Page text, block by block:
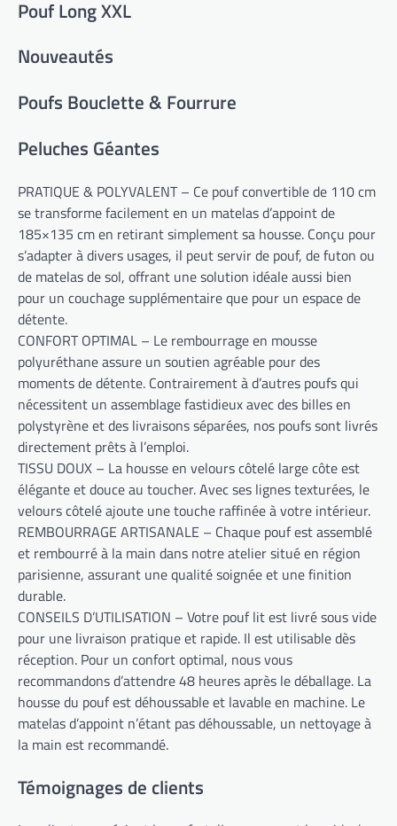
Pouf Long XXL
Nouveautés
Poufs Bouclette & Fourrure
Peluches Géantes
PRATIQUE & POLYVALENT – Ce pouf convertible de 110 cm
se transforme facilement en un matelas d’appoint de
185×135 cm en retirant simplement sa housse. Conçu pour
s’adapter à divers usages, il peut servir de pouf, de futon ou
de matelas de sol, offrant une solution idéale aussi bien
pour un couchage supplémentaire que pour un espace de
détente.
CONFORT OPTIMAL – Le rembourrage en mousse
polyuréthane assure un soutien agréable pour des
moments de détente. Contrairement à d’autres poufs qui
nécessitent un assemblage fastidieux avec des billes en
polystyrène et des livraisons séparées, nos poufs sont livrés
directement prêts à l’emploi.
TISSU DOUX – La housse en velours côtelé large côte est
élégante et douce au toucher. Avec ses lignes texturées, le
velours côtelé ajoute une touche raffinée à votre intérieur.
REMBOURRAGE ARTISANALE – Chaque pouf est assemblé
et rembourré à la main dans notre atelier situé en région
parisienne, assurant une qualité soignée et une finition
durable.
CONSEILS D’UTILISATION – Votre pouf lit est livré sous vide
pour une livraison pratique et rapide. Il est utilisable dès
réception. Pour un confort optimal, nous vous
recommandons d’attendre 48 heures après le déballage. La
housse du pouf est déhoussable et lavable en machine. Le
matelas d’appoint n’étant pas déhoussable, un nettoyage à
la main est recommandé.
Témoignages de clients